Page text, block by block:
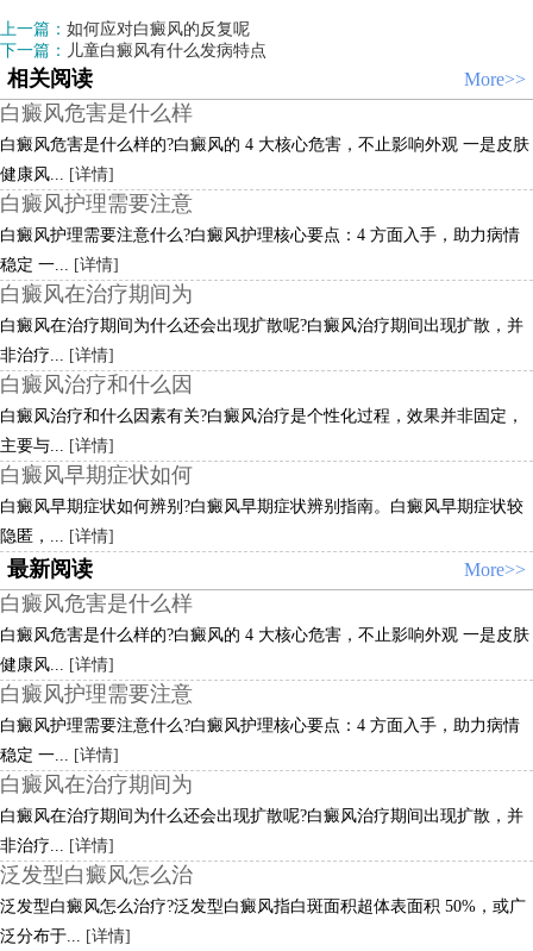
上一篇： 如何应对白癜风的反复呢
下一篇： 儿童白癜风有什么发病特点
相关阅读 More>>
白癜风危害是什么样
白癜风危害是什么样的?白癜风的 4 大核心危害，不止影响外观 一是皮肤
健康风...
[详情]
白癜风护理需要注意
白癜风护理需要注意什么?白癜风护理核心要点：4 方面入手，助力病情
稳定 一...
[详情]
白癜风在治疗期间为
白癜风在治疗期间为什么还会出现扩散呢?白癜风治疗期间出现扩散，并
非治疗...
[详情]
白癜风治疗和什么因
白癜风治疗和什么因素有关?白癜风治疗是个性化过程，效果并非固定，
主要与...
[详情]
白癜风早期症状如何
白癜风早期症状如何辨别?白癜风早期症状辨别指南。白癜风早期症状较
隐匿，...
[详情]
最新阅读 More>>
白癜风危害是什么样
白癜风危害是什么样的?白癜风的 4 大核心危害，不止影响外观 一是皮肤
健康风... [详情]
白癜风护理需要注意
白癜风护理需要注意什么?白癜风护理核心要点：4 方面入手，助力病情
稳定 一... [详情]
白癜风在治疗期间为
白癜风在治疗期间为什么还会出现扩散呢?白癜风治疗期间出现扩散，并
非治疗... [详情]
泛发型白癜风怎么治
泛发型白癜风怎么治疗?泛发型白癜风指白斑面积超体表面积 50%，或广
泛分布于... [详情]